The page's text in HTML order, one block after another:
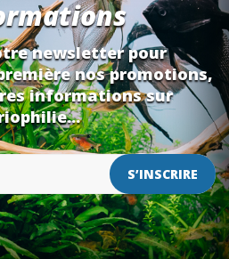
newsletter pour
nos promotions,
informations sur
S’INSCRIRE